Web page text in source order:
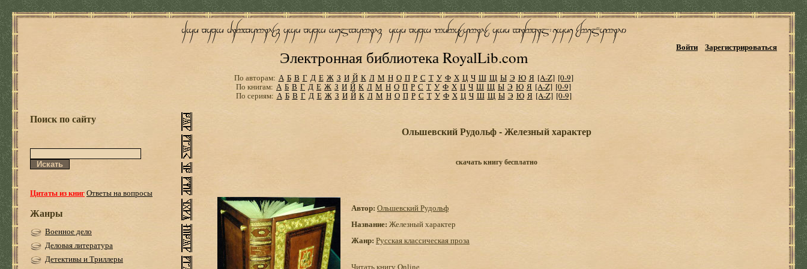
Электронная библиотека RoyalLib.com
Войти Зарегистрироваться
По авторам: А Б В Г Д Е Ж З И Й К Л М Н О П Р С Т У Ф Х Ц Ч Ш Щ Ы Э Ю Я [A-Z] [0-9]
По книгам: А Б В Г Д Е Ж З И Й К Л М Н О П Р С Т У Ф Х Ц Ч Ш Щ Ы Э Ю Я [A-Z] [0-9]
По сериям: А Б В Г Д Е Ж З И Й К Л М Н О П Р С Т У Ф Х Ц Ч Ш Щ Ы Э Ю Я [A-Z] [0-9]
Поиск по сайту
Цитаты из книгОтветы на вопросы
Жанры
Военное дело
Деловая литература
Детективы и Триллеры
Ольшевский Рудольф - Железный характер
скачать книгу бесплатно
Автор: Ольшевский Рудольф
Название: Железный характер
Жанр: Русская классическая проза
Читать книгу Online